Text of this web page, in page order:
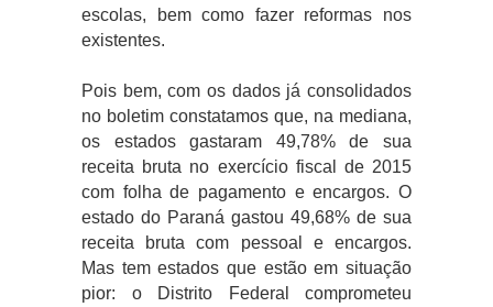
escolas, bem como fazer reformas nos
existentes.
Pois bem, com os dados já consolidados
no boletim constatamos que, na mediana,
os estados gastaram 49,78% de sua
receita bruta no exercício fiscal de 2015
com folha de pagamento e encargos. O
estado do Paraná gastou 49,68% de sua
receita bruta com pessoal e encargos.
Mas tem estados que estão em situação
pior: o Distrito Federal comprometeu